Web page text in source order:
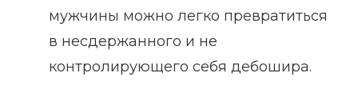
мужчины можно легко превратиться
в несдержанного и не
контролирующего себя дебошира.